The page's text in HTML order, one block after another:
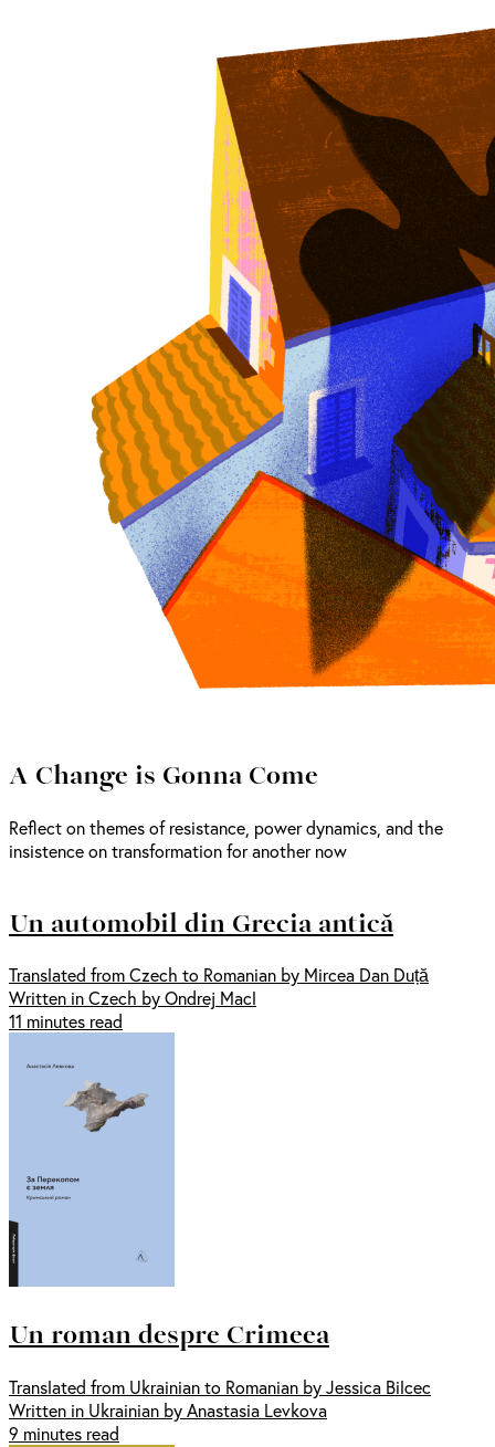
A Change is Gonna Come
Reflect on themes of resistance, power dynamics, and the
insistence on transformation for another now
Un automobil din Grecia antică
Translated from Czech to Romanian by Mircea Dan Duță
Written in Czech by Ondrej Macl
11 minutes read
Un roman despre Crimeea
Translated from Ukrainian to Romanian by Jessica Bilcec
Written in Ukrainian by Anastasia Levkova
9 minutes read